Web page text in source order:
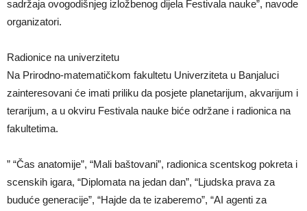
sadržaja ovogodišnjeg izložbenog dijela Festivala nauke”, navode
organizatori.
Radionice na univerzitetu
Na Prirodno-matematičkom fakultetu Univerziteta u Banjaluci
zainteresovani će imati priliku da posjete planetarijum, akvarijum i
terarijum, a u okviru Festivala nauke biće održane i radionica na
fakultetima.
” “Čas anatomije”, “Mali baštovani”, radionica scentskog pokreta i
scenskih igara, “Diplomata na jedan dan”, “Ljudska prava za
buduće generacije”, “Hajde da te izaberemo”, “AI agenti za